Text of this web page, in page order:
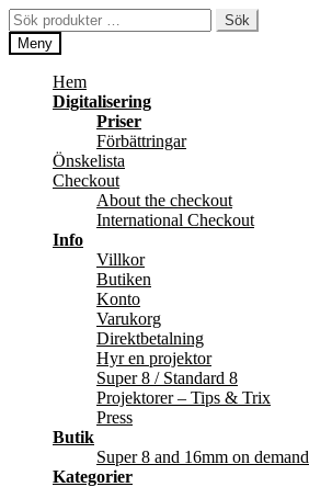
Hoppa
till
navigering
Hoppa
till
innehåll
Sök
efter:
Sök
Meny
Hem
Digitalisering
Priser
Förbättringar
Önskelista
Checkout
About the checkout
International Checkout
Info
Villkor
Butiken
Konto
Varukorg
Direktbetalning
Hyr en projektor
Super 8 / Standard 8
Projektorer – Tips & Trix
Press
Butik
Super 8 and 16mm on demand
Kategorier